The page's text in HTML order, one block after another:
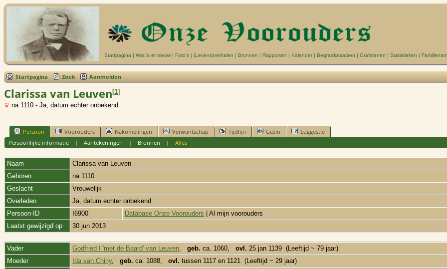
Startpagina | Wat is er nieuw | Foto's | (Levens)verhalen | Bronnen | Rapporten | Kalender | Begraafplaatsen | Grafstenen | Statistieken |
Startpagina Zoek Aanmelden
Clarissa van Leuven [1]
na 1110 - Ja, datum echter onbekend
Persoon Voorouders Nakomelingen Verwantschap Tijdlijn Gezin
Suggestie
Persoonlijke informatie| Aantekeningen | Bronnen | Alles
Naam Clarissa van Leuven
Geboren
na 1110
Geslacht
Vrouwelijk
Overleden
Ja, datum echter onbekend
Persoon-ID
I6900 Database Onze Voorouders | Al mijn voorouders
Laatst gewijzigd op
30 jun 2013
Vader Godfried I 'met de Baard' van Leuven, geb. ca. 1060, ovl. 25 jan 1139 (Leeftijd ~ 79 jaar)
Moeder
Ida van Chiny, geb. ca. 1088, ovl. tussen 1117 en 1121 (Leeftijd ~ 29 jaar)